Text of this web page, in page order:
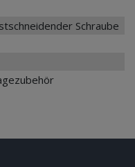
Schraube